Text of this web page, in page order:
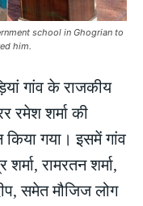
school in Ghogrian to
him.
गांव के राजकीय
रमेश शर्मा की
किया गया। इसमें गांव
रामरतन शर्मा,
समेत मौजिज लोग